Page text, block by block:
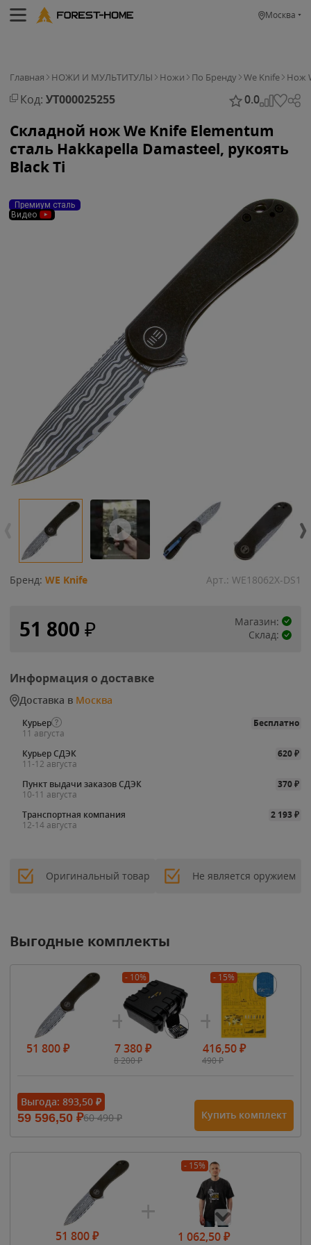
Москва
Главная НОЖИ И МУЛЬТИТУЛЫ Ножи По Бренду We Knife Нож
Код: УТ000025255 0.0
Складной нож We Knife Elementum
сталь Hakkapella Damasteel, рукоять
Black Ti
Премиум сталь
Видео
Бренд: WE Knife Арт.: WE18062X-DS1
51 800 ₽
Магазин:
Склад:
Информация о доставке
Доставка в Москва
Курьер
Бесплатно
11 августа
Курьер СДЭК
620₽
11-12 августа
Пункт выдачи заказов СДЭК
370₽
10-11 августа
Транспортная компания
2 193₽
12-14 августа
Оригинальный товар Не является оружием
Выгодные комплекты
51 800₽
- 10%
7 380₽
8 200₽
- 15%
416,50₽
490₽
Выгода: 893,50 ₽
59 596,50 ₽60 490₽ Купить комплект
51 800₽
- 15%
1 062,50₽